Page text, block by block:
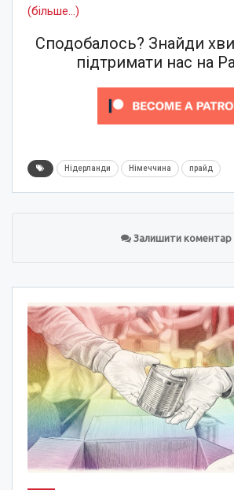
(більше…)
Сподобалось? Знайди
підтримати нас на
Нідерланди Німеччина прайд
Залишити коментар